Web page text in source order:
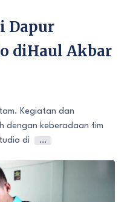
Dapur
diHaul Akbar
Kegiatan dan
dengan keberadaan tim
di
…